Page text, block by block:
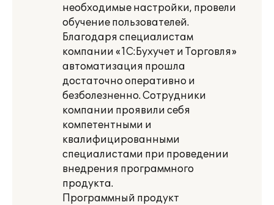
необходимые настройки, провели
обучение пользователей.
Благодаря специалистам
компании «1С:Бухучет и Торговля»
автоматизация прошла
достаточно оперативно и
безболезненно. Сотрудники
компании проявили себя
компетентными и
квалифицированными
специалистами при проведении
внедрения программного
продукта.
Программный продукт